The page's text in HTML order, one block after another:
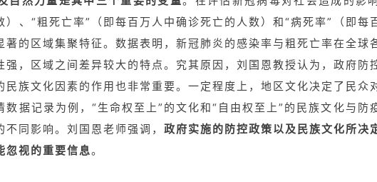
）、“粗死亡率”（即每百万人中确诊死亡的人数）和“病死率”（即每
著的区域集聚特征。数据表明，新冠肺炎的感染率与粗死亡率在全球
强，区域之间差异较大的特点。究其原因，刘国恩教授认为，政府防
族文化因素的作用也非常重要。一定程度上，地区文化决定了民众
据记录为例，“生命权至上”的文化和“自由权至上”的民族文化与防
同影响。刘国恩老师强调， 政府实施的防控政策以及民族文化所决
忽视的重要信息。